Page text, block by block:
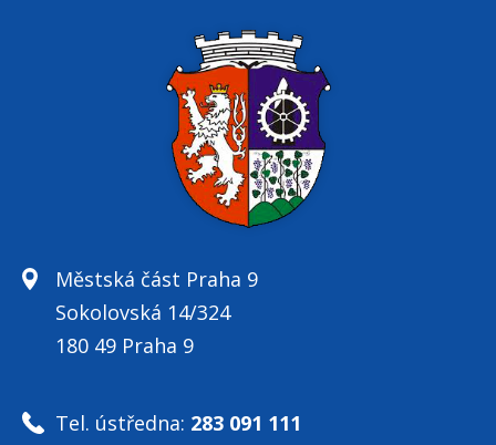
Městská část Praha 9
Sokolovská 14/324
180 49 Praha 9
Tel. ústředna: 283 091 111